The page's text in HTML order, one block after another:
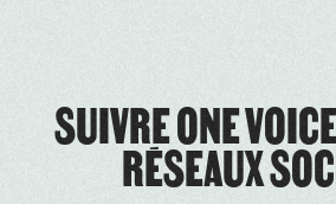
SUIVRE ONE
RÉSEAUX